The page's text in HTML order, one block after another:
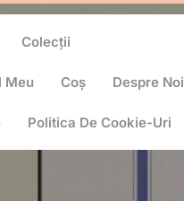
Colecții
Meu Coș Despre Noi
Politica De Cookie-Uri